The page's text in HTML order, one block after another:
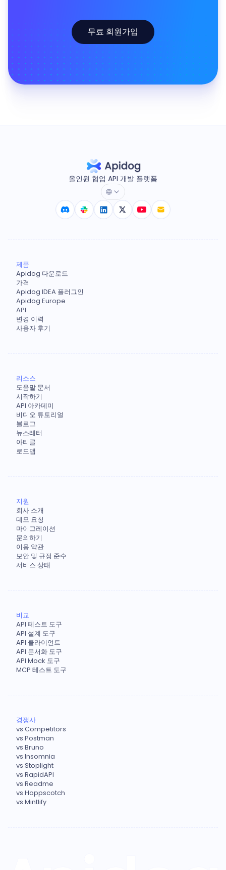
무료 회원가입
올인원 협업 API 개발 플랫폼
제품
Apidog 다운로드
가격
Apidog IDEA 플러그인
Apidog Europe
API
변경 이력
사용자 후기
리소스
도움말 문서
시작하기
API 아카데미
비디오 튜토리얼
블로그
뉴스레터
아티클
로드맵
지원
회사 소개
데모 요청
마이그레이션
문의하기
이용 약관
보안 및 규정 준수
서비스 상태
비교
API 테스트 도구
API 설계 도구
API 클라이언트
API 문서화 도구
API Mock 도구
MCP 테스트 도구
경쟁사
vs Competitors
vs Postman
vs Bruno
vs Insomnia
vs Stoplight
vs RapidAPI
vs Readme
vs Hoppscotch
vs Mintlify